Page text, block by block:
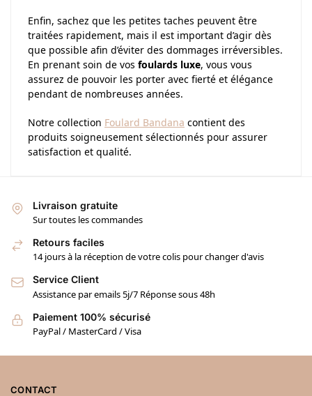
Enfin, sachez que les petites taches peuvent être
traitées rapidement, mais il est important d’agir dès
que possible afin d’éviter des dommages irréversibles.
En prenant soin de vos foulards luxe, vous vous
assurez de pouvoir les porter avec fierté et élégance
pendant de nombreuses années.
Notre collection Foulard Bandana contient des
produits soigneusement sélectionnés pour assurer
satisfaction et qualité.
Livraison gratuite
Sur toutes les commandes
Retours faciles
14 jours à la réception de votre colis pour changer d'avis
Service Client
Assistance par emails 5j/7 Réponse sous 48h
Paiement 100% sécurisé
PayPal / MasterCard / Visa
CONTACT